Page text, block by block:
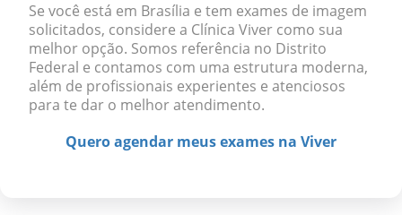
Se você está em Brasília e tem exames de imagem
solicitados, considere a Clínica Viver como sua
melhor opção. Somos referência no Distrito
Federal e contamos com uma estrutura moderna,
além de profissionais experientes e atenciosos
para te dar o melhor atendimento.
Quero agendar meus exames na Viver